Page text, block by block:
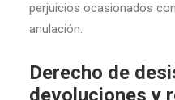
perjuicios ocasionados
anulación.
Derecho de
devoluciones y